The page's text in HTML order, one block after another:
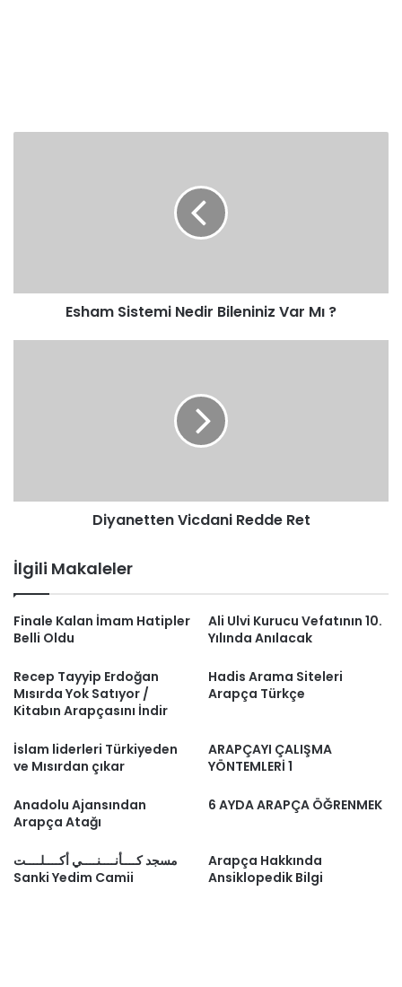
Esham Sistemi Nedir Bileniniz Var Mı ?
Diyanetten Vicdani Redde Ret
İlgili Makaleler
Finale Kalan İmam Hatipler
Belli Oldu
Ali Ulvi Kurucu Vefatının 10.
Yılında Anılacak
Recep Tayyip Erdoğan
Mısırda Yok Satıyor /
Kitabın Arapçasını İndir
Hadis Arama Siteleri
Arapça Türkçe
İslam liderleri Türkiyeden
ve Mısırdan çıkar
ARAPÇAYI ÇALIŞMA
YÖNTEMLERİ 1
Anadolu Ajansından
Arapça Atağı
6 AYDA ARAPÇA ÖĞRENMEK
مسجد كــــأنــــنــــي أكــــلــــت
Sanki Yedim Camii
Arapça Hakkında
Ansiklopedik Bilgi